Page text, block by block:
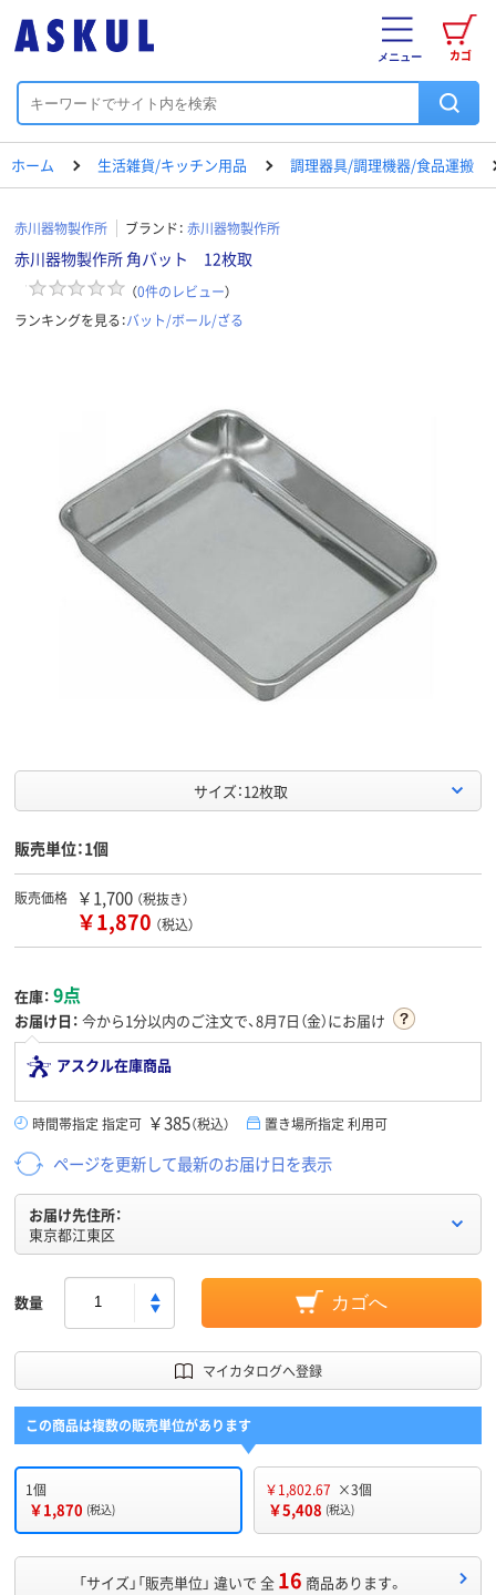
カゴ
メニュー
ホーム 生活雑貨/キッチン用品 調理器具/調理機器/食品運搬
赤川器物製作所 ブランド： 赤川器物製作所
赤川器物製作所 角バット 12枚取
（0件のレビュー）
ランキングを見る：バット/ボール/ざる
サイズ：12枚取
販売単位：1個
販売価格 ￥1,700 （税抜き）
￥1,870 （税込）
在庫： 9点
お届け日： 今から1分以内のご注文で、8月7日（金）にお届け
アスクル在庫商品
時間帯指定 指定可 ￥385（税込） 置き場所指定 利用可
ページを更新して最新のお届け日を表示
お届け先住所：
東京都江東区
数量 カゴへ
マイカタログへ登録
この商品は複数の販売単位があります
1個
￥1,870 (税込)
￥1,802.67 ×3個
￥5,408 (税込)
「サイズ」「販売単位」 違いで 全 16 商品あります。